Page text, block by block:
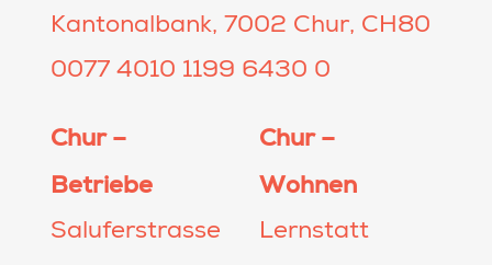
Kantonalbank, 7002 Chur, CH80
0077 4010 1199 6430 0
Chur –
Betriebe
Saluferstrasse
Chur –
Wohnen
Lernstatt